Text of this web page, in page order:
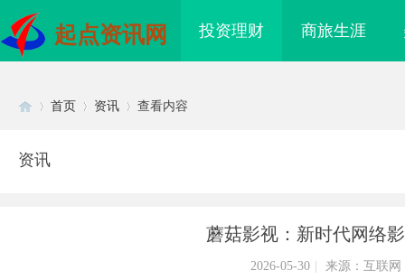
起点资讯网 投资理财 商旅生涯
首页 资讯 查看内容
资讯
蘑菇影视：新时代网络
2026-05-30 来源：互联网